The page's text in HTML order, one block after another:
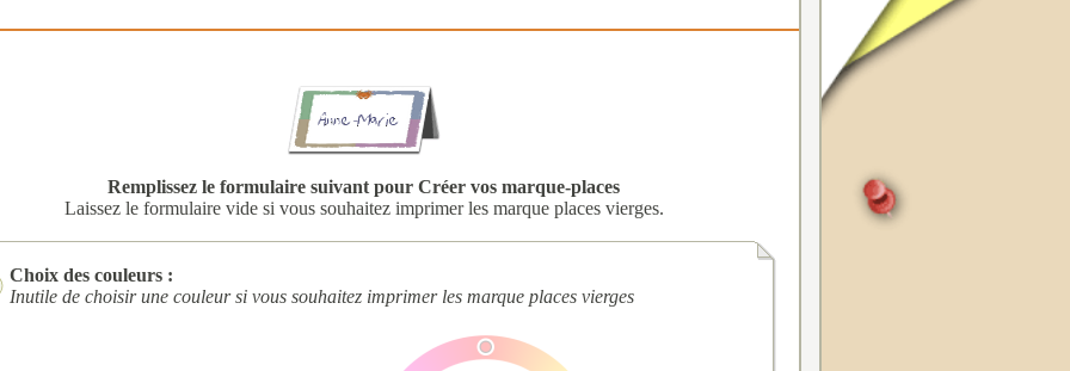
Remplissez le formulaire suivant pour Créer vos marque-places
Laissez le formulaire vide si vous souhaitez imprimer les marque places vierges.
Choix des couleurs :
Inutile de choisir une couleur si vous souhaitez imprimer les marque places vierges